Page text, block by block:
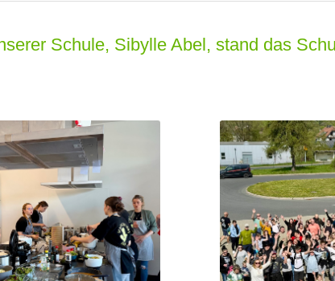
Schule, Sibylle Abel, stand das